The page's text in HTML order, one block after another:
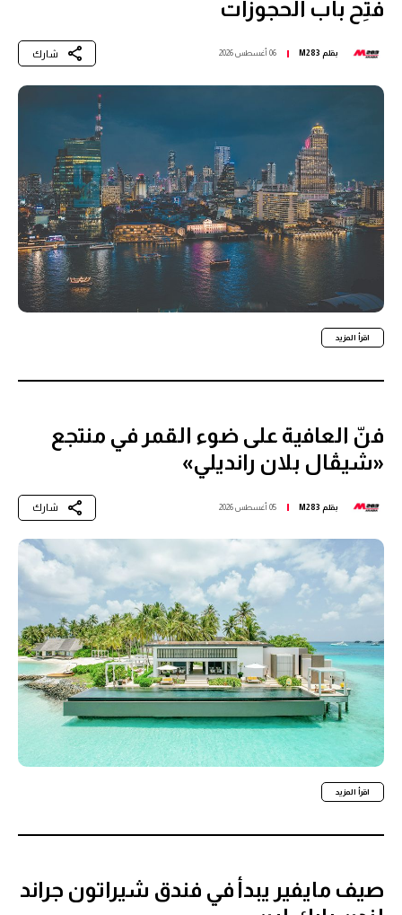
فُتِح باب الحجوزات
بقلم M283 06 أغسطس 2026 شارك
اقرأ المزيد
فنّ العافية على ضوء القمر في منتجع
«شيڤال بلان رانديلي»
بقلم M283 05 أغسطس 2026 شارك
اقرأ المزيد
صيف مايفير يبدأ في فندق شيراتون جراند